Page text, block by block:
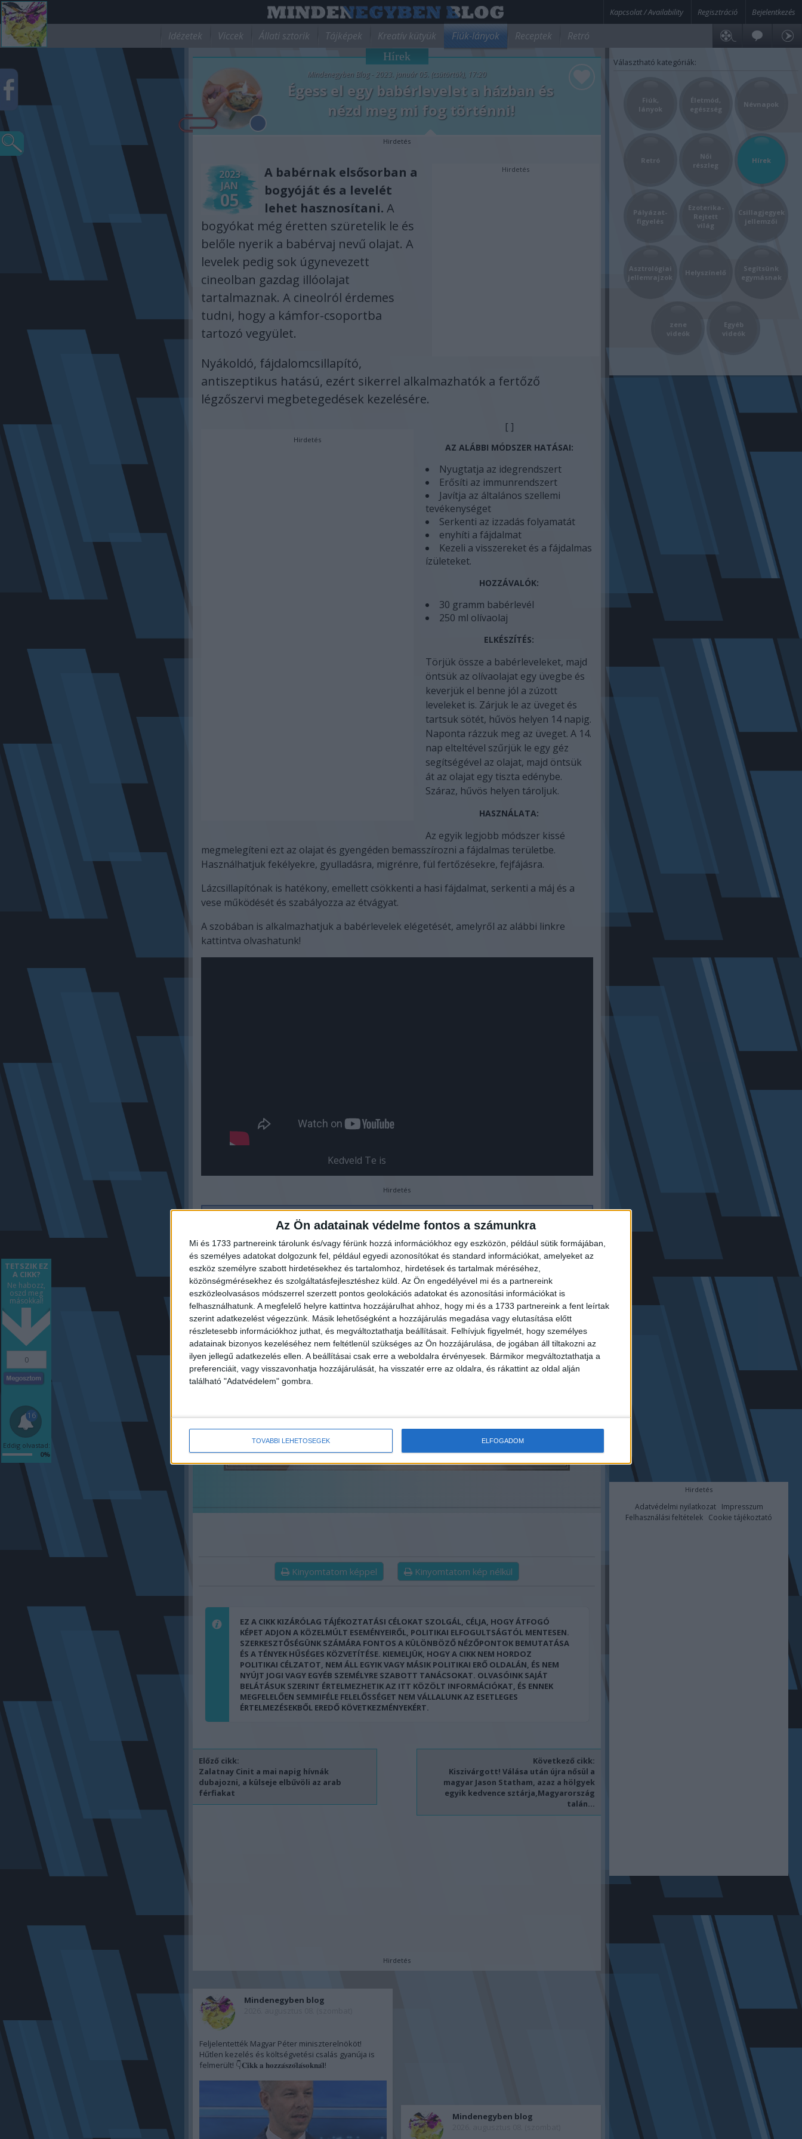
Az Ön adatainak védelme fontos a számunkra
Mi és 1733 partnereink tárolunk és/vagy férünk hozzá információkhoz egy eszközön, például sütik formájában,
és személyes adatokat dolgozunk fel, például egyedi azonosítókat és standard információkat, amelyeket az
eszköz személyre szabott hirdetésekhez és tartalomhoz, hirdetések és tartalmak méréséhez,
közönségmérésekhez és szolgáltatásfejlesztéshez küld. Az Ön engedélyével mi és a partnereink
eszközleolvasásos módszerrel szerzett pontos geolokációs adatokat és azonosítási információkat is
felhasználhatunk. A megfelelő helyre kattintva hozzájárulhat ahhoz, hogy mi és a 1733 partnereink a fent leírtak
szerint adatkezelést végezzünk. Másik lehetőségként a hozzájárulás megadása vagy elutasítása előtt
részletesebb információkhoz juthat, és megváltoztathatja beállításait. Felhívjuk figyelmét, hogy személyes
adatainak bizonyos kezeléséhez nem feltétlenül szükséges az Ön hozzájárulása, de jogában áll tiltakozni az
ilyen jellegű adatkezelés ellen. A beállításai csak erre a weboldalra érvényesek. Bármikor megváltoztathatja a
preferenciáit, vagy visszavonhatja hozzájárulását, ha visszatér erre az oldalra, és rákattint az oldal alján
található "Adatvédelem" gombra.
TOVÁBBI LEHETŐSÉGEK ELFOGADOM
Kapcsolat / Availability Regisztráció Bejelentkezés
Idézetek Viccek Állati sztorik Tájképek Kreatív kütyük Fiúk-lányok Receptek Retró
TETSZIK EZ
A CIKK?
Ne habozz,
oszd meg
másokkal!
0
16
Eddig olvastad:
0%
Választható kategóriák:
Fiúk,
lányok
Életmód,
egészség
Névnapok
Retró
Női
részleg
Hírek
Pályázat-
figyelés
Ezoterika-
Rejtett
világ
Csillagjegyek
jellemzői
Asztrológiai
jellemrajzok
Helyszínelő
Segítsünk
egymásnak
zene
videók
Egyéb
videók
Hirdetés
Adatvédelmi nyilatkozat Impresszum
Felhasználási feltételek Cookie tájékoztató
Hírek
Mindenegyben Blog - 2023. január 05. (csütörtök), 17:20
Égess el egy babérlevelet a házban és
nézd meg mi fog történni!
Hirdetés
Hirdetés
2023
JAN
05
A babérnak elsősorban a
bogyóját és a levelét
lehet hasznosítani. A
bogyókat még éretten szüretelik le és
belőle nyerik a babérvaj nevű olajat. A
levelek pedig sok úgynevezett
cineolban gazdag illóolajat
tartalmaznak. A cineolról érdemes
tudni, hogy a kámfor-csoportba
tartozó vegyület.
Nyákoldó, fájdalomcsillapító,
antiszeptikus hatású, ezért sikerrel alkalmazhatók a fertőző
légzőszervi megbetegedések kezelésére.
Hirdetés
[ ]
AZ ALÁBBI MÓDSZER HATÁSAI:
Nyugtatja az idegrendszert
Erősíti az immunrendszert
Javítja az általános szellemi
tevékenységet
Serkenti az izzadás folyamatát
enyhíti a fájdalmat
Kezeli a visszereket és a fájdalmas
ízületeket.
HOZZÁVALÓK:
30 gramm babérlevél
250 ml olívaolaj
ELKÉSZÍTÉS:
Törjük össze a babérleveleket, majd
öntsük az olívaolajat egy üvegbe és
keverjük el benne jól a zúzott
leveleket is. Zárjuk le az üveget és
tartsuk sötét, hűvös helyen 14 napig.
Naponta rázzuk meg az üveget. A 14.
nap elteltével szűrjük le egy géz
segítségével az olajat, majd öntsük
át az olajat egy tiszta edénybe.
Száraz, hűvös helyen tároljuk.
HASZNÁLATA:
Az egyik legjobb módszer kissé
megmelegíteni ezt az olajat és gyengéden bemasszírozni a fájdalmas területbe.
Használhatjuk fekélyekre, gyulladásra, migrénre, fül fertőzésekre, fejfájásra.
Lázcsillapítónak is hatékony, emellett csökkenti a hasi fájdalmat, serkenti a máj és a
vese működését és szabályozza az étvágyat.
A szobában is alkalmazhatjuk a babérlevelek elégetését, amelyről az alábbi linkre
kattintva olvashatunk!
Kedveld Te is
Hirdetés
Megosztás a Facebookon
Kinyomtatom képpel Kinyomtatom kép nélkül
EZ A CIKK KIZÁRÓLAG TÁJÉKOZTATÁSI CÉLOKAT SZOLGÁL, CÉLJA, HOGY ÁTFOGÓ
KÉPET ADJON A KÖZELMÚLT ESEMÉNYEIRŐL, POLITIKAI ELFOGULTSÁGTÓL MENTESEN.
SZERKESZTŐSÉGÜNK SZÁMÁRA FONTOS A KÜLÖNBÖZŐ NÉZŐPONTOK BEMUTATÁSA
ÉS A TÉNYEK HŰSÉGES KÖZVETÍTÉSE. KIEMELJÜK, HOGY A CIKK NEM HORDOZ
POLITIKAI CÉLZATOT, NEM ÁLL EGYIK VAGY MÁSIK POLITIKAI ERŐ OLDALÁN, ÉS NEM
NYÚJT JOGI VAGY EGYÉB SZEMÉLYRE SZABOTT TANÁCSOKAT. OLVASÓINK SAJÁT
BELÁTÁSUK SZERINT ÉRTELMEZHETIK AZ ITT KÖZÖLT INFORMÁCIÓKAT, ÉS ENNEK
MEGFELELŐEN SEMMIFÉLE FELELŐSSÉGET NEM VÁLLALUNK AZ ESETLEGES
ÉRTELMEZÉSEKBŐL EREDŐ KÖVETKEZMÉNYEKÉRT.
Előző cikk:
Zalatnay Cinit a mai napig hívnák
dubajozni, a külseje elbűvöli az arab
férfiakat
Következő cikk:
Kiszivárgott! Válása után újra nősül a
magyar Jason Statham, azaz a hölgyek
egyik kedvence sztárja,Magyarország
talán...
Hirdetés
Mindenegyben blog
Feljelentették Magyar Péter miniszterelnököt!
Hűtlen kezelés és költségvetési csalás gyanúja is
felmerült! 👇𝐂𝐢𝐤𝐤 𝐚 𝐡𝐨𝐳𝐳𝐚́𝐬𝐳𝐨́𝐥𝐚́𝐬𝐨𝐤𝐧𝐚́𝐥!
Mindenegyben blog